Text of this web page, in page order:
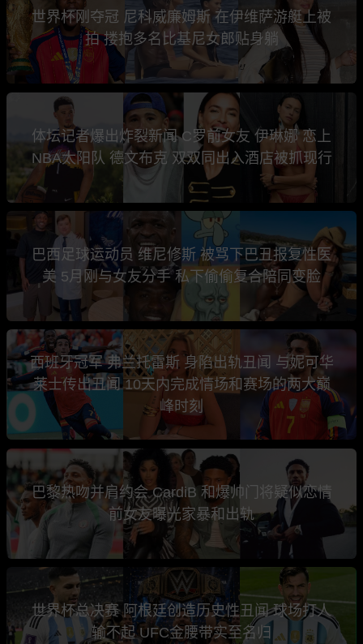
世界杯刚夺冠 尼科威廉姆斯 在伊维萨游艇上被
拍 搂抱多名比基尼女郎贴身躺
体坛记者爆出炸裂新闻 C罗前女友 伊琳娜 恋上
NBA太阳队 德文布克 双双同出入酒店被抓现行
巴西足球运动员 维尼修斯 被骂下巴丑报复性医
美 5月刚与女友分手 私下偷偷复合陪同变脸
西班牙冠军 弗兰托雷斯 身陷出轨丑闻 与妮可华
莱士传出丑闻 10天内完成情场和赛场的两大巅
峰时刻
巴黎热吻并肩约会 CardiB 和爆帅门将疑似恋情
前女友曝光家暴和出轨
世界杯总决赛 阿根廷创造历史性丑闻 球场打人
输不起 UFC金腰带实至名归